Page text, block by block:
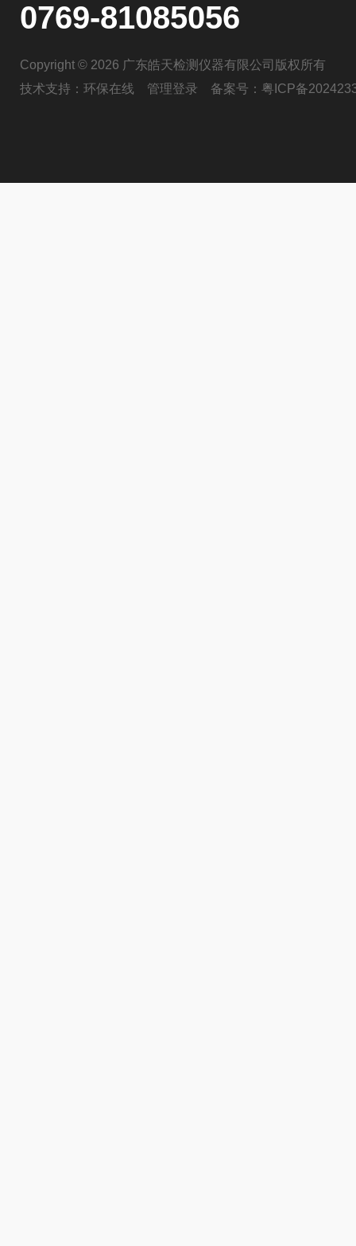
0769-81085056
Copyright © 2026 广东皓天检测仪器有限公司版权所有
技术支持： 环保在线 管理登录 备案号： 粤ICP备